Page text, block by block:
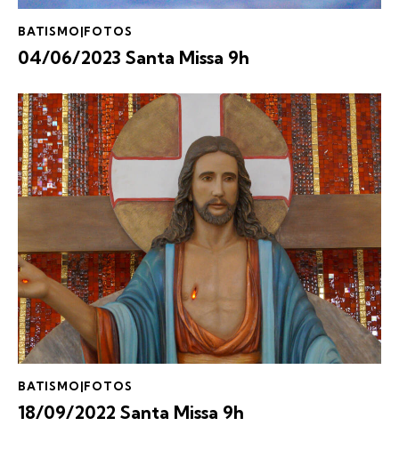
BATISMO|FOTOS
04/06/2023 Santa Missa 9h
BATISMO|FOTOS
18/09/2022 Santa Missa 9h